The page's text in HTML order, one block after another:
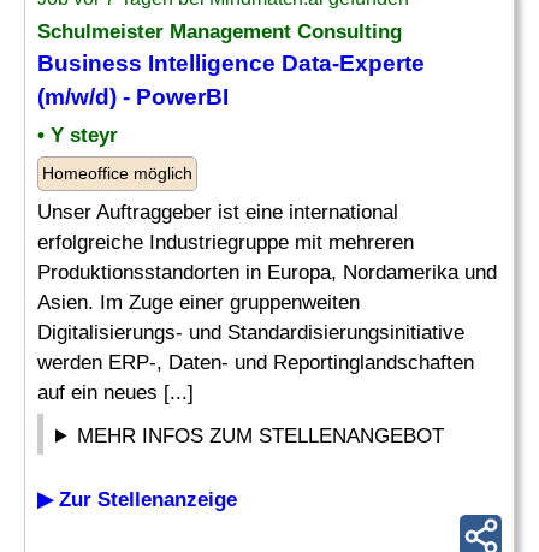
Schulmeister Management Consulting
Business Intelligence Data-Experte
(m/w/d) - PowerBI
• Y steyr
Homeoffice möglich
Unser Auftraggeber ist eine international
erfolgreiche Industriegruppe mit mehreren
Produktionsstandorten in Europa, Nordamerika und
Asien. Im Zuge einer gruppenweiten
Digitalisierungs- und Standardisierungsinitiative
werden ERP-, Daten- und Reportinglandschaften
auf ein neues [...]
MEHR INFOS ZUM STELLENANGEBOT
▶ Zur Stellenanzeige